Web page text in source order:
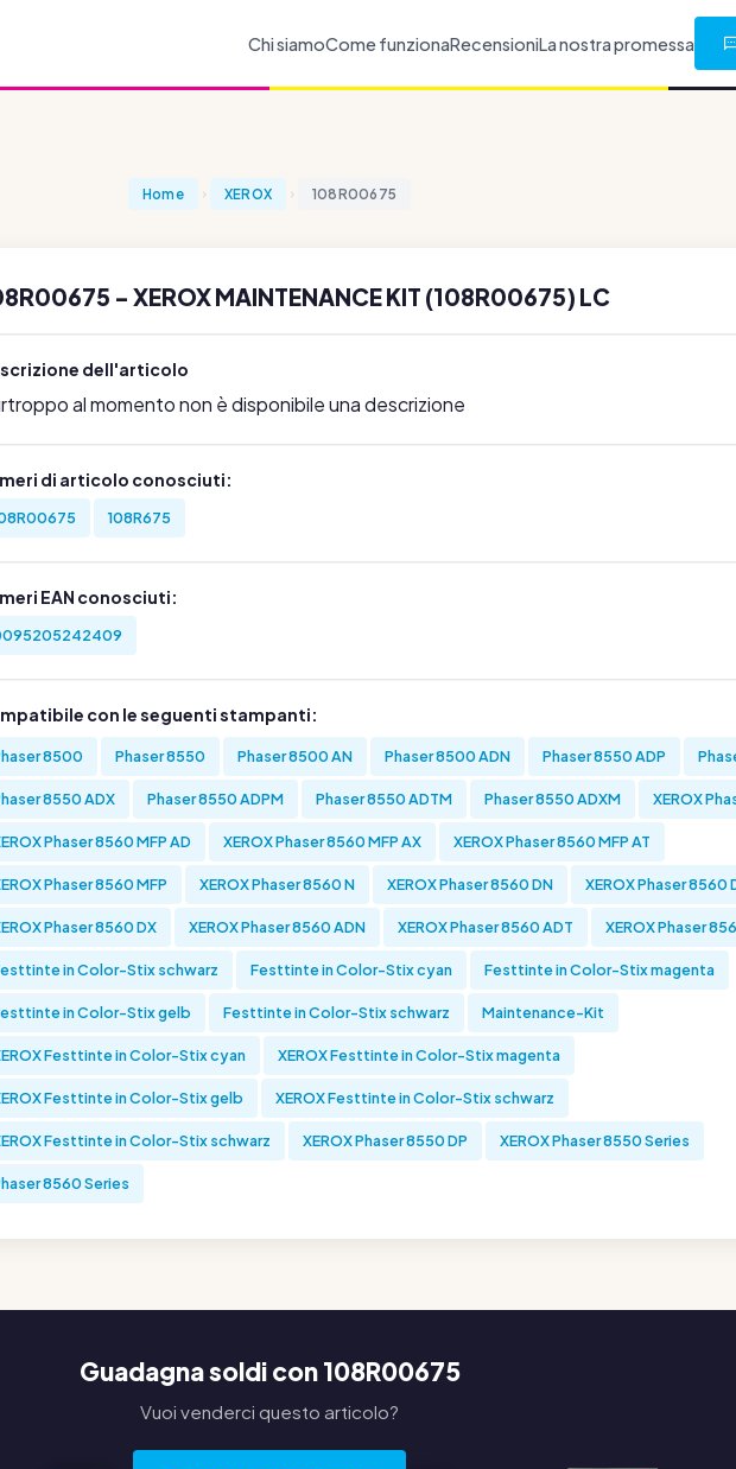
Chi siamoCome funzionaRecensioniLa nostra promessa
Home XEROX 108R00675
- XEROX MAINTENANCE KIT (108R00675) LC
dell'articolo
al momento non è disponibile una descrizione
di articolo conosciuti:
108R675
EAN conosciuti:
con le seguenti stampanti:
8500 Phaser 8550 Phaser 8500 AN Phaser 8500 ADN Phaser 8550 ADP
8550 ADX Phaser 8550 ADPM Phaser 8550 ADTM Phaser 8550 ADXM XEROX
Phaser 8560 MFP AD XEROX Phaser 8560 MFP AX XEROX Phaser 8560 MFP AT
Phaser 8560 MFP XEROX Phaser 8560 N XEROX Phaser 8560 DN XEROX Phaser 8560
Phaser 8560 DX XEROX Phaser 8560 ADN XEROX Phaser 8560 ADT XEROX Phaser
in Color-Stix schwarz Festtinte in Color-Stix cyan Festtinte in Color-Stix magenta
in Color-Stix gelb Festtinte in Color-Stix schwarz Maintenance-Kit
Festtinte in Color-Stix cyan XEROX Festtinte in Color-Stix magenta
Festtinte in Color-Stix gelb XEROX Festtinte in Color-Stix schwarz
Festtinte in Color-Stix schwarz XEROX Phaser 8550 DP XEROX Phaser 8550 Series
8560 Series
Guadagna soldi con 108R00675
Vuoi venderci questo articolo?